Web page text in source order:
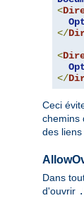
<
</
<
</
Ceci
chemins
des
Dans
d'ouvrir